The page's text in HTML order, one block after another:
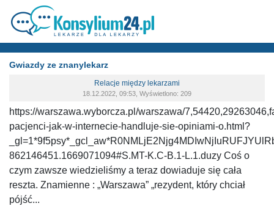
Gwiazdy ze znanylekarz
Relacje między lekarzami
18.12.2022, 09:53, Wyświetlono: 209
https://warszawa.wyborcza.pl/warszawa/
pacjenci-jak-w-internecie-handluje-sie-opiniami-o.html?
862146451.1669071094#S.MT-K.C-B.1-L.1.duzy Coś o
czym zawsze wiedzieliśmy a teraz dowiaduje się cała
reszta. Znamienne : „Warszawa” „rezydent, który chciał
pójść...